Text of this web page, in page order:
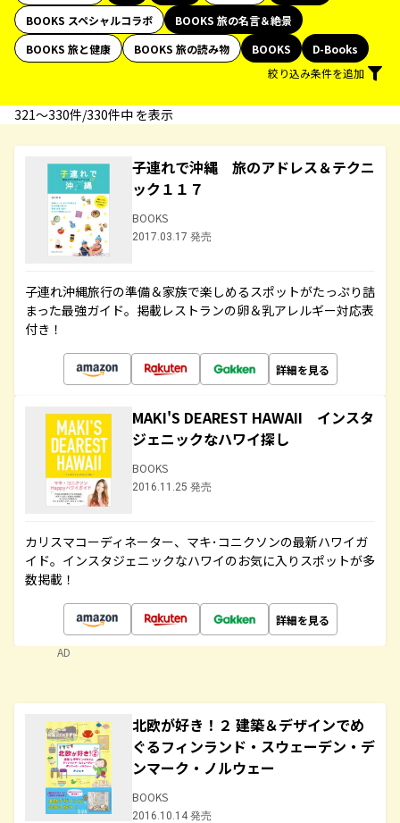
BOOKS スペシャルコラボ
BOOKS 旅の名言＆絶景
BOOKS 旅と健康
BOOKS 旅の読み物 BOOKS
D-Books
絞り込み条件を追加
321〜330件/330件中 を表示
子連れで沖縄 旅のアドレス＆テクニ
ック１１７
BOOKS
2017.03.17 発売
子連れ沖縄旅行の準備＆家族で楽しめるスポットがたっぷり詰
まった最強ガイド。掲載レストランの卵＆乳アレルギー対応表
付き！
詳細を見る
MAKI'S DEAREST HAWAII インスタ
ジェニックなハワイ探し
BOOKS
2016.11.25 発売
カリスマコーディネーター、マキ･コニクソンの最新ハワイガ
イド。インスタジェニックなハワイのお気に入りスポットが多
数掲載！
詳細を見る
AD
北欧が好き！２ 建築＆デザインでめ
ぐるフィンランド・スウェーデン・デ
ンマーク・ノルウェー
BOOKS
2016.10.14 発売